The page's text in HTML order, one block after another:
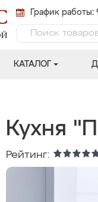
График работы:
КАТАЛОГ
Кухня
Рейтинг: